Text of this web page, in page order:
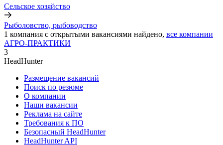
Сельское хозяйство
Рыболовство, рыбоводство
1 компания с открытыми вакансиями найдено, все компании
АГРО-ПРАКТИКИ
3
HeadHunter
Размещение вакансий
Поиск по резюме
О компании
Наши вакансии
Реклама на сайте
Требования к ПО
Безопасный HeadHunter
HeadHunter API